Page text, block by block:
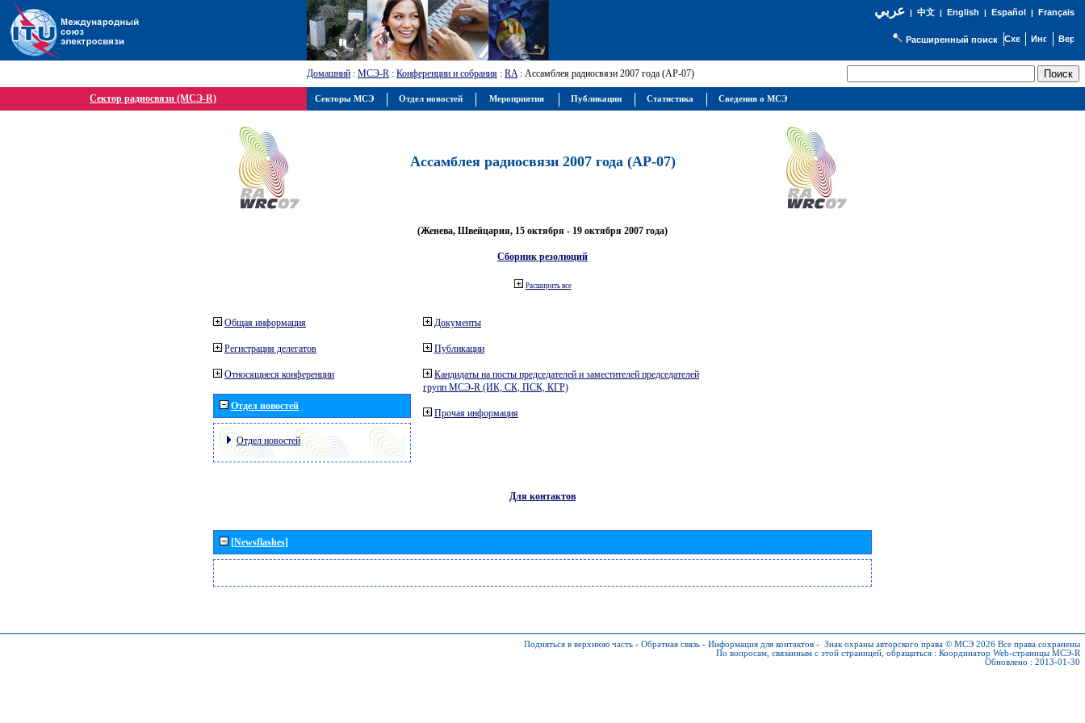
عربي| 中文| English | Español | Français
Расширенный поиск
Домашний : МСЭ-R : Конференции и собрания : RA: Ассамблея радиосвязи 2007 года (АР-07)
Сектор радиосвязи (МСЭ-R)
Ассамблея радиосвязи 2007 года (АР-07)
(Женева, Швейцария, 15 октября - 19 октября 2007 года)
Сборник резолюций
Расширить все
Общая информация
Регистрация делегатов
Относящиеся конференции
Отдел новостей
Отдел новостей
Документы
Публикации
Кандидаты на посты председателей и заместителей председателей
групп МСЭ-R (ИК, СК, ПСК, КГР)
Прочая информация
Для контактов
[Newsflashes]
Подняться в верхнюю часть - Обратная связь - Информация для контактов - Знак охраны авторского права © МСЭ 2026 Все права сохранены
По вопросам, связанным с этой страницей, обращаться : Координатор Web-страницы МСЭ-R
Обновлено : 2013-01-30
Секторы МСЭ Отдел новостей Мероприятия Публикации Статистика Сведения о МСЭ